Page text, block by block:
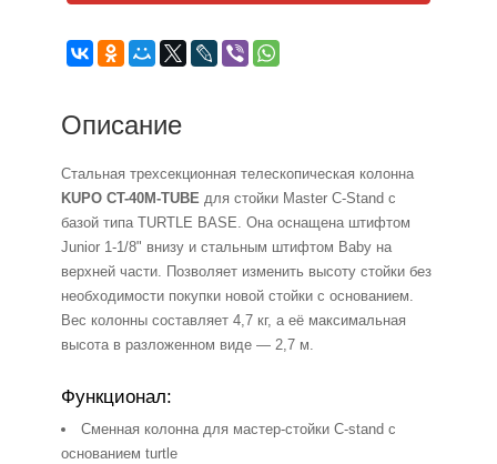
Описание
Стальная трехсекционная телескопическая колонна
KUPO CT-40M-TUBE для стойки Master C-Stand с
базой типа TURTLE BASE. Она оснащена штифтом
Junior 1-1/8" внизу и стальным штифтом Baby на
верхней части. Позволяет изменить высоту стойки без
необходимости покупки новой стойки с основанием.
Вес колонны составляет 4,7 кг, а её максимальная
высота в разложенном виде — 2,7 м.
Функционал:
Сменная колонна для мастер-стойки C-stand с
основанием turtle